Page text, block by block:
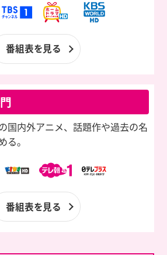
番組表を見る
国内外アニメ、話題作や過去の名
る。
番組表を見る